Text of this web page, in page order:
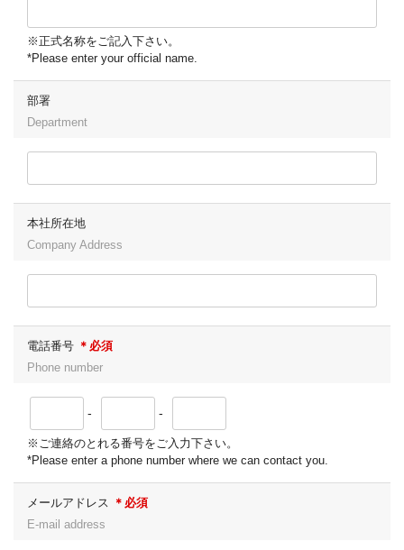
※正式名称をご記入下さい。
*Please enter your official name.
部署
Department
本社所在地
Company Address
電話番号 ＊必須
Phone number
- -
※ご連絡のとれる番号をご入力下さい。
*Please enter a phone number where we can contact you.
メールアドレス ＊必須
E-mail address